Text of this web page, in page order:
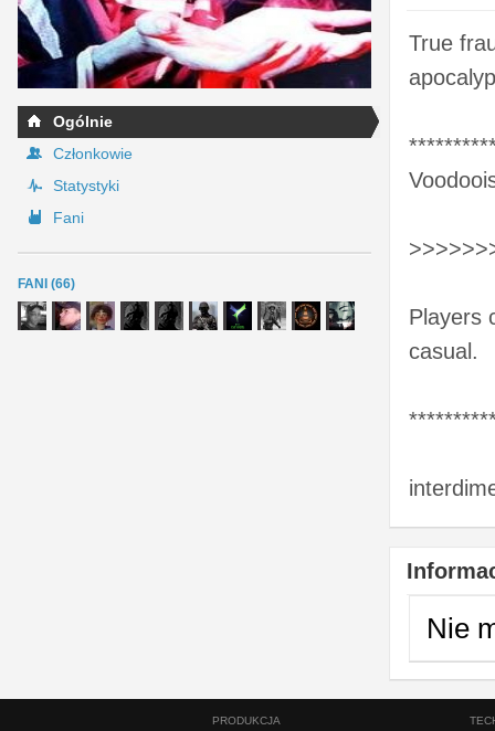
Ogólnie
Członkowie
Statystyki
Fani
FANI (66)
True
Players
casual.
Nie
PRODUKCJA